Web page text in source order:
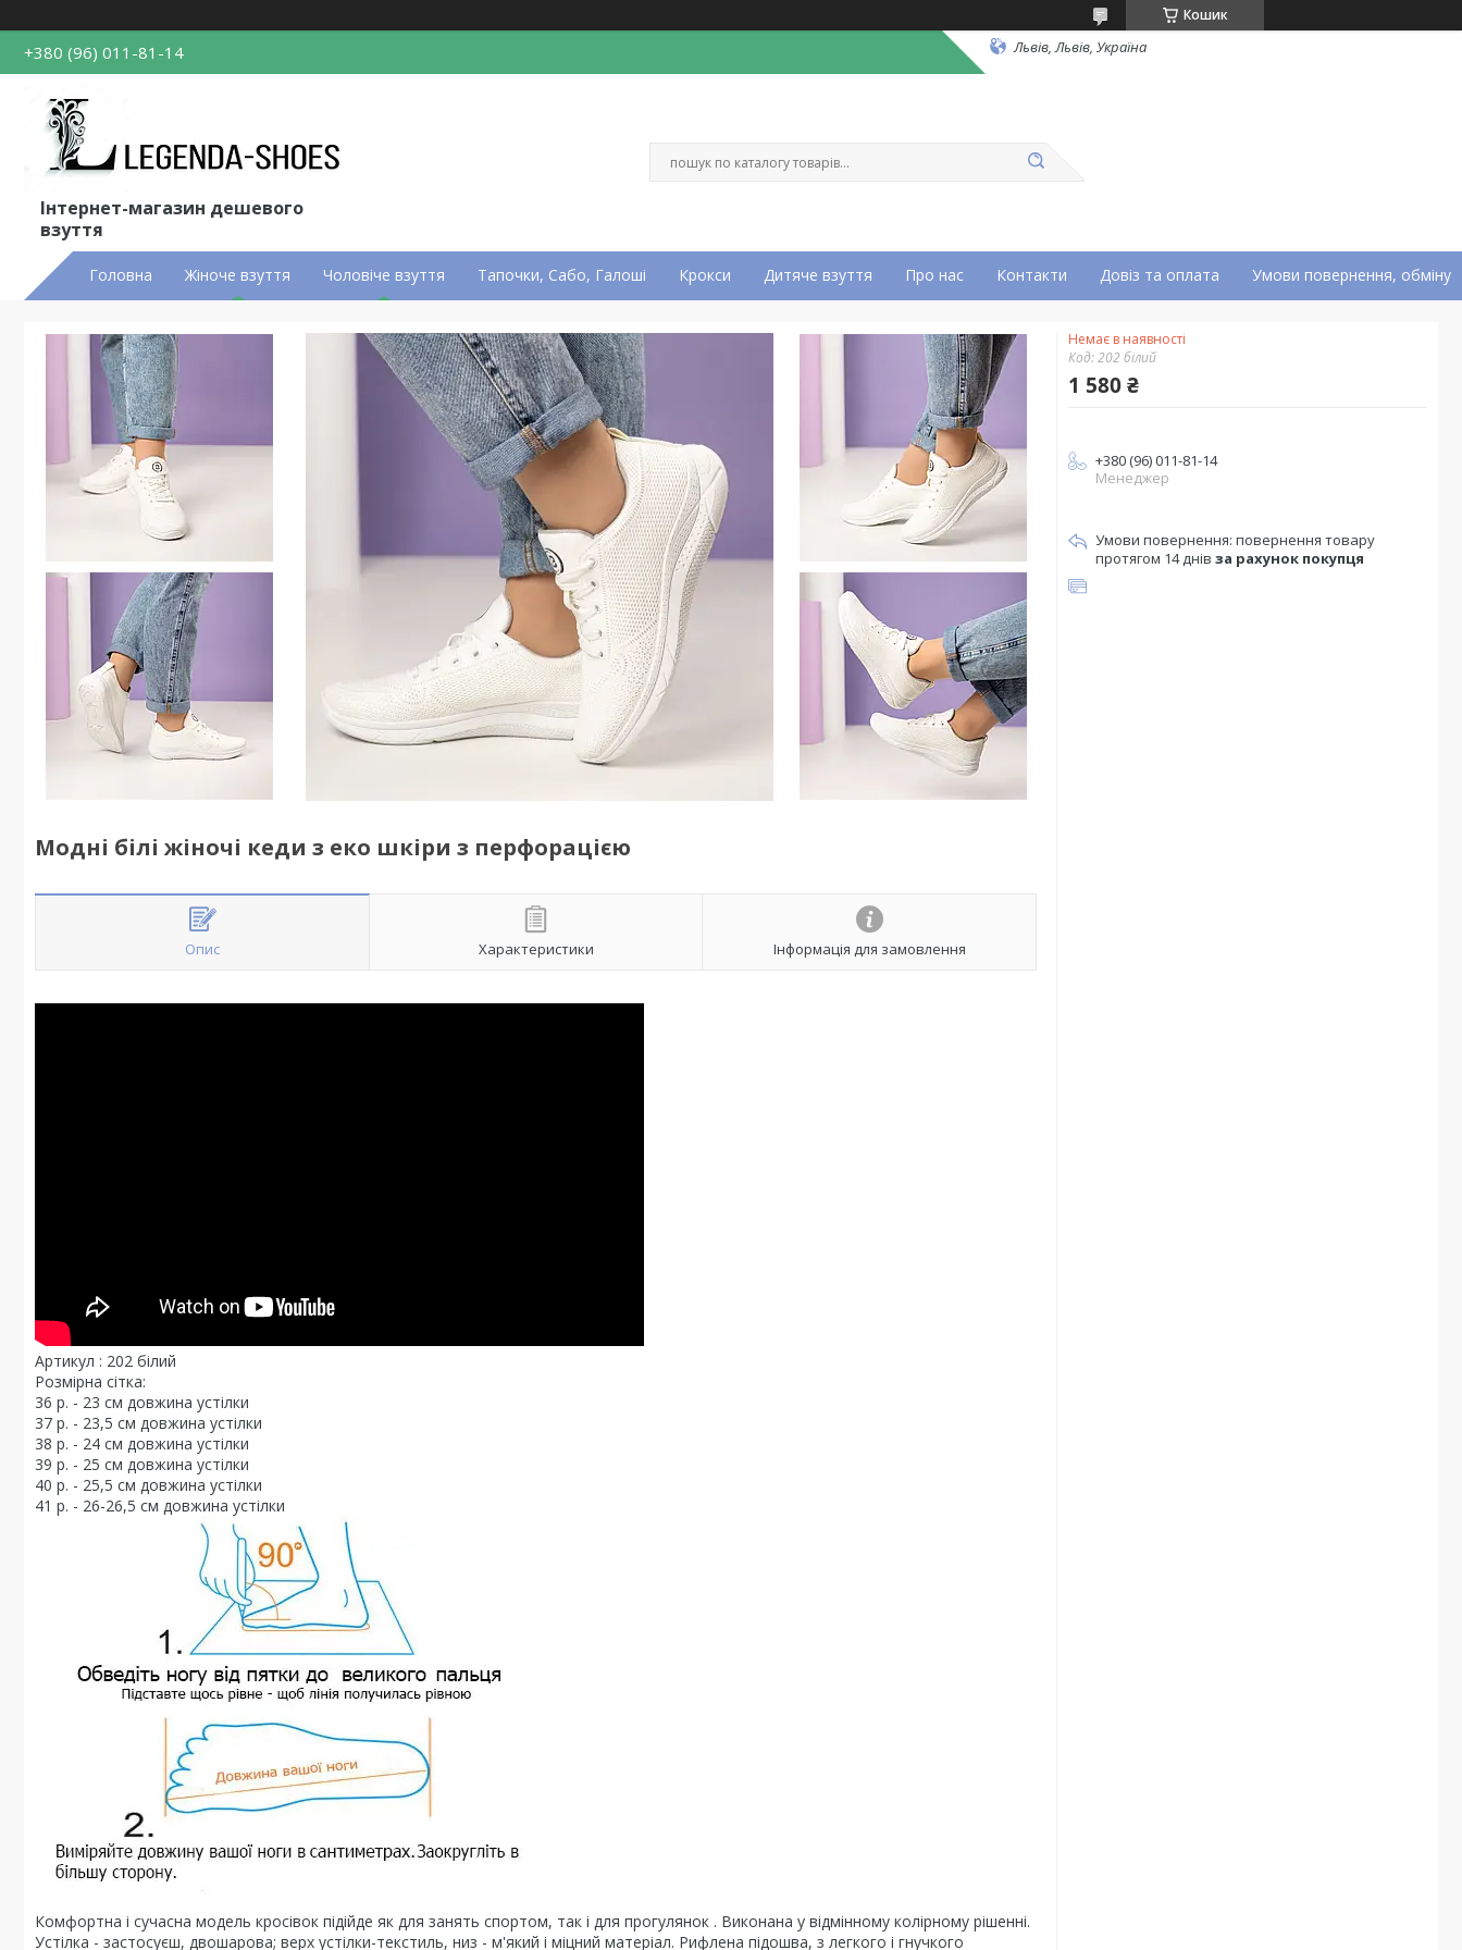
Кошик
+380 (96) 011-81-14 Львів, Львів, Україна
Інтернет-магазин дешевого
взуття
Головна Жіноче взуття Чоловіче взуття Тапочки, Сабо, Галоші Крокси Дитяче взуття Про нас Контакти Довіз та оплата Умови повернення, обміну
Модні білі жіночі кеди з еко шкіри з перфорацією
Опис Характеристики Інформація для замовлення
Артикул : 202 білий
Розмірна сітка:
36 р. - 23 см довжина устілки
37 р. - 23,5 см довжина устілки
38 р. - 24 см довжина устілки
39 р. - 25 см довжина устілки
40 р. - 25,5 см довжина устілки
41 р. - 26-26,5 см довжина устілки
Комфортна і сучасна модель кросівок підійде як для занять спортом, так і для прогулянок . Виконана у відмінному колірному рішенні.
Устілка - застосуєш, двошарова; верх устілки-текстиль, низ - м'який і міцний матеріал. Рифлена підошва, з легкого і гнучкого
Немає в наявності
Код:202 білий
1 580 ₴
+380 (96) 011-81-14
Менеджер
повернення товару
протягом 14 днів за рахунок покупця